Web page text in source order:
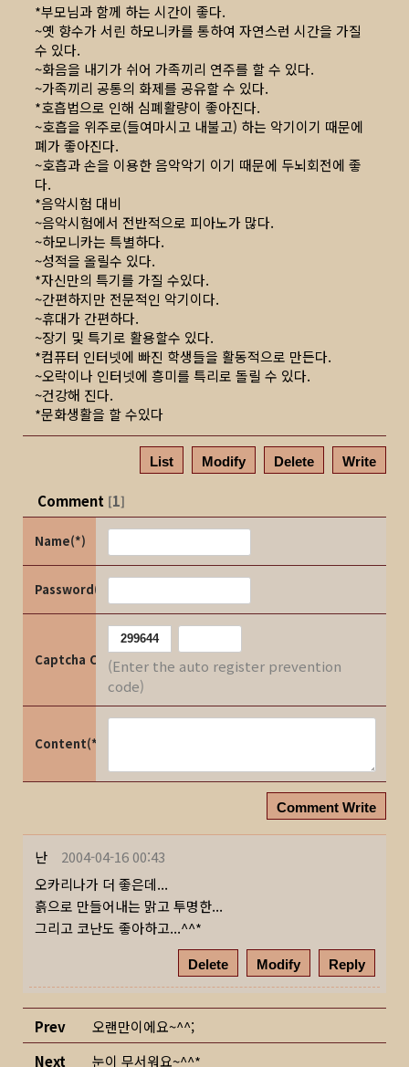
*부모님과 함께 하는 시간이 좋다.
~옛 향수가 서린 하모니카를 통하여 자연스런 시간을 가질
수 있다.
~화음을 내기가 쉬어 가족끼리 연주를 할 수 있다.
~가족끼리 공통의 화제를 공유할 수 있다.
*호흡법으로 인해 심폐활량이 좋아진다.
~호흡을 위주로(들여마시고 내불고) 하는 악기이기 때문에
폐가 좋아진다.
~호흡과 손을 이용한 음악악기 이기 때문에 두뇌회전에 좋
다.
*음악시험 대비
~음악시험에서 전반적으로 피아노가 많다.
~하모니카는 특별하다.
~성적을 올릴수 있다.
*자신만의 특기를 가질 수있다.
~간편하지만 전문적인 악기이다.
~휴대가 간편하다.
~장기 및 특기로 활용할수 있다.
*컴퓨터 인터넷에 빠진 학생들을 활동적으로 만든다.
~오락이나 인터넷에 흥미를 특리로 돌릴 수 있다.
~건강해 진다.
*문화생활을 할 수있다
List Modify Delete Write
Comment [1]
Name(*)
Password(*)
Captcha Code(Enter the auto register prevention
code)
Content(*)
Comment Write
난
2004-04-16 00:43
오카리나가 더 좋은데...
흙으로 만들어내는 맑고 투명한...
그리고 코난도 좋아하고...^^*
Delete Modify Reply
Prev
오랜만이에요~^^;
Next
눈이 무서워요~^^*